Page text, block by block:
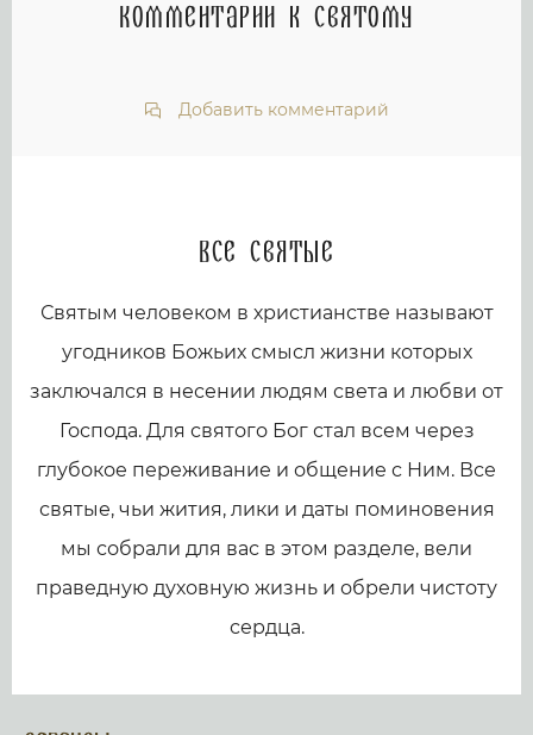
Комментарии к святому
Добавить комментарий
Все святые
Святым человеком в христианстве называют
угодников Божьих смысл жизни которых
заключался в несении людям света и любви от
Господа. Для святого Бог стал всем через
глубокое переживание и общение с Ним. Все
святые, чьи жития, лики и даты поминовения
мы собрали для вас в этом разделе, вели
праведную духовную жизнь и обрели чистоту
сердца.